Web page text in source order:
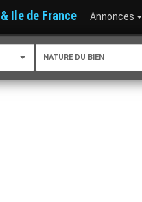
Ile de France Annonces
NATURE DU BIEN